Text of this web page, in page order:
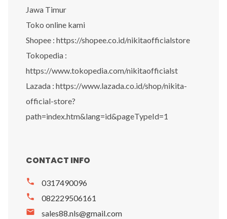
Jawa Timur
Toko online kami
Shopee : https://shopee.co.id/nikitaofficialstore
Tokopedia :
https://www.tokopedia.com/nikitaofficialst
Lazada : https://www.lazada.co.id/shop/nikita-
official-store?
path=index.htm&lang=id&pageTypeId=1
CONTACT INFO
phone 0317490096
phone 082229506161
mail sales88.nls@gmail.com